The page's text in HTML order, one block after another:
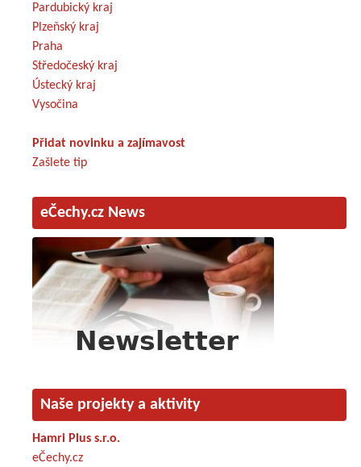
Pardubický kraj
Plzeňský kraj
Praha
Středočeský kraj
Ústecký kraj
Vysočina
Přidat novinku a zajímavost
Zašlete tip
eČechy.cz News
Naše projekty a aktivity
Hamri Plus s.r.o.
eČechy.cz